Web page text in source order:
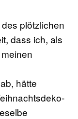
plötzlichen
dass ich, als
hätte